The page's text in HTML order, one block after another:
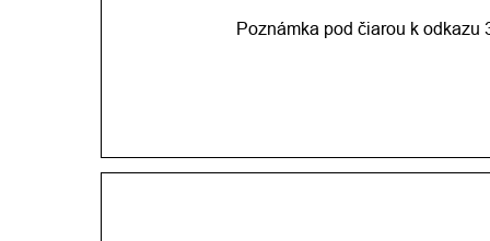
Poznámka pod čiarou k odkazu